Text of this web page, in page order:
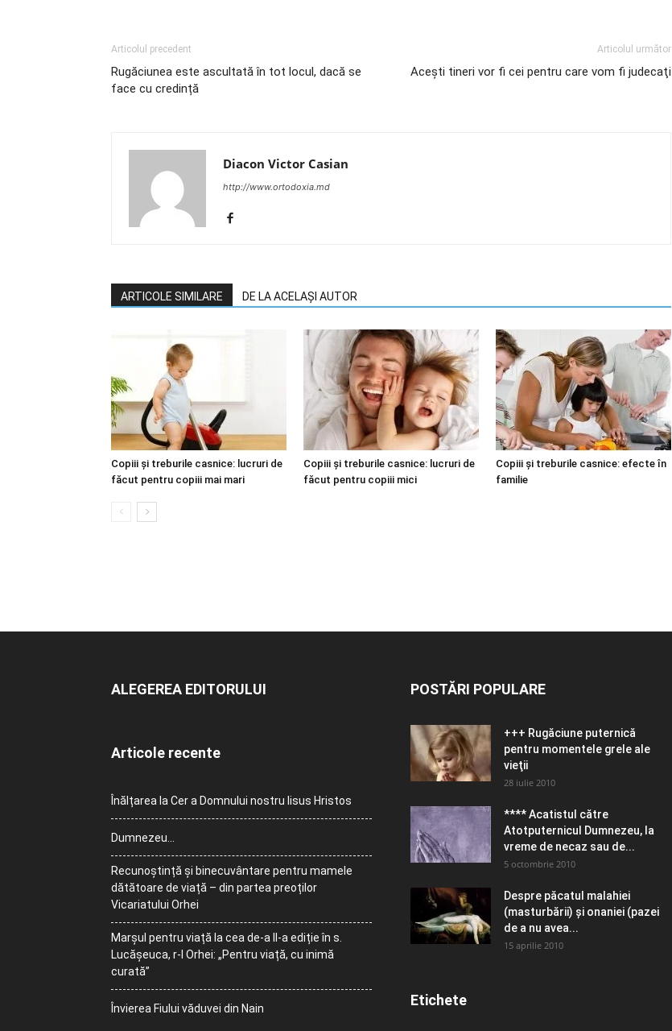
Articolul precedent
Rugăciunea este ascultată în tot locul, dacă se
face cu credință
Articolul următor
Aceşti tineri vor fi cei pentru care vom fi judecaţi
Diacon Victor Casian
http://www.ortodoxia.md
ARTICOLE SIMILARE DE LA ACELAȘI AUTOR
Copiii și treburile casnice: lucruri de
făcut pentru copiii mai mari
Copiii și treburile casnice: lucruri de
făcut pentru copiii mici
Copiii și treburile casnice: efecte în
familie
ALEGEREA EDITORULUI
Articole recente
Înălțarea la Cer a Domnului nostru Iisus Hristos
Dumnezeu…
Recunoștință și binecuvântare pentru mamele
dătătoare de viață – din partea preoților
Vicariatului Orhei
Marșul pentru viață la cea de-a II-a ediție în s.
Lucășeuca, r-l Orhei: „Pentru viață, cu inimă
curată”
Învierea Fiului văduvei din Nain
POSTĂRI POPULARE
+++ Rugăciune puternică
pentru momentele grele ale
vieţii
28 iulie 2010
**** Acatistul către
Atotputernicul Dumnezeu, la
vreme de necaz sau de...
5 octombrie 2010
Despre păcatul malahiei
(masturbării) şi onaniei (pazei
de a nu avea...
15 aprilie 2010
Etichete